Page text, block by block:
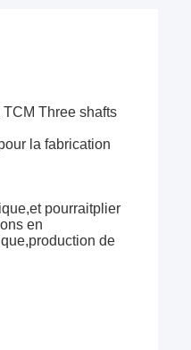
Three shafts
la fabrication
pourraitplier
en
de